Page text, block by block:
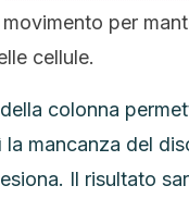
per
cellule.
colonna
mancanza del
Il risultato